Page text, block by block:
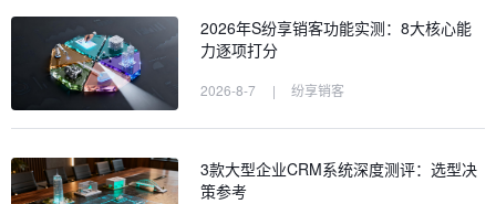
2026年S纷享销客功能实测：8大核心能
力逐项打分
2026-8-7 | 纷享销客
3款大型企业CRM系统深度测评：选型决
策参考